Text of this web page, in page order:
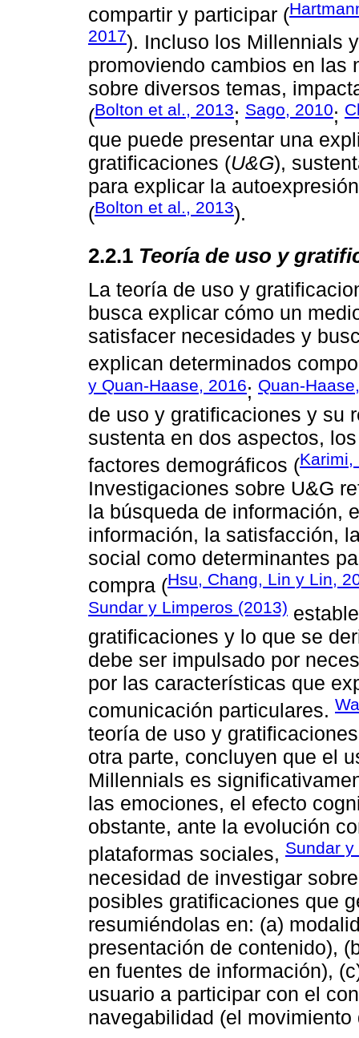
compartir y participar (
2017). Incluso los Millennials
promoviendo cambios en las
sobre diversos temas,
(Bolton et al., 2013; Sago, 2010;
que puede presentar una
gratificaciones (U&G),
para explicar la
(Bolton et al., 2013).
2.2.1 Teoría de uso y
La teoría de uso y
busca explicar cómo un
satisfacer necesidades y
explican determinados
y Quan-Haase, 2016; Quan-
de uso y gratificaciones y su
sustenta en dos aspectos,
factores demográficos (Karimi,
Investigaciones sobre U&G
la búsqueda de información,
información, la satisfacción,
social como determinantes
compra (Hsu, Chang, Lin y Lin,
Sundar y Limperos (2013)
gratificaciones y lo que se
debe ser impulsado por
por las características que
comunicación particulares.
teoría de uso y
otra parte, concluyen que el
Millennials es
las emociones, el efecto
obstante, ante la evolución
plataformas sociales, Sundar
necesidad de investigar
posibles gratificaciones que
resumiéndolas en: (a)
presentación de contenido),
en fuentes de información),
usuario a participar con el
navegabilidad (el